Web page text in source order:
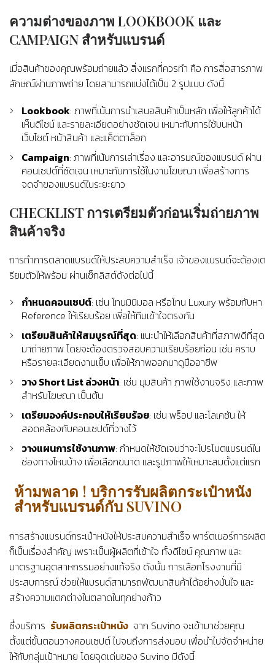
ความต่างของภาพ LOOKBOOK และ
CAMPAIGN สำหรับแบรนด์
เมื่อสินค้าของคุณพร้อมถ่ายแล้ว สิ่งแรกที่ควรทำ คือ การสื่อสารภาพ
ลักษณ์ผ่านภาพถ่าย โดยสามารถแบ่งได้เป็น 2 รูปแบบ ดังนี้
Lookbook: ภาพที่เน้นการนำเสนอสินค้าเป็นหลัก เพื่อให้ลูกค้าได้
เห็นดีไซน์ และรายละเอียดอย่างชัดเจน เหมาะกับการใช้บนหน้า
เว็บไซต์ หน้าสินค้า และแค็ตตาล็อก
Campaign: ภาพที่เน้นการเล่าเรื่อง และอารมณ์ของแบรนด์ ผ่าน
คอนเซปต์ที่ชัดเจน เหมาะกับการใช้ในงานโฆษณา เพื่อสร้างการ
จดจำของแบรนด์ในระยะยาว
CHECKLIST การเตรียมตัวก่อนเริ่มถ่ายภาพ
สินค้าจริง
การทำการตลาดแบรนด์ให้ประสบความสำเร็จ เจ้าของแบรนด์จะต้องเต
รียมตัวให้พร้อม ผ่านเช็กลิสต์ดังต่อไปนี้
กำหนดคอนเซปต์: เช่น โทนมินิมอล หรือโทน Luxury พร้อมกับหา
Reference ให้เรียบร้อย เพื่อให้ทีมเข้าใจตรงกัน
เตรียมสินค้าให้สมบูรณ์ที่สุด: แนะนำให้เลือกสินค้าที่สภาพดีที่สุด
มาถ่ายภาพ โดยจะต้องตรวจสอบความเรียบร้อยก่อน เช่น คราบ
หรือรายละเอียดงานเย็บ เพื่อให้ภาพออกมาดูมืออาชีพ
วาง Short List ล่วงหน้า: เช่น มุมสินค้า ภาพใช้งานจริง และภาพ
สำหรับโฆษณา เป็นต้น
เตรียมองค์ประกอบให้เรียบร้อย: เช่น พร็อป และโลเคชัน ให้
สอดคล้องกับคอนเซปต์ที่วางไว้
วางแผนการใช้งานภาพ: กำหนดให้ชัดเจนว่าจะโปรโมตแบรนด์ใน
ช่องทางไหนบ้าง เพื่อเลือกขนาด และรูปภาพให้เหมาะสมตั้งแต่แรก
ห้ามพลาด ! บริการรับผลิตกระเป๋าหนัง
สำหรับแบรนด์กับ SUVINO
การสร้างแบรนด์กระเป๋าหนังให้ประสบความสำเร็จ พาร์ตเนอร์การผลิต
ก็เป็นเรื่องสำคัญ เพราะเป็นผู้ผลิตที่เข้าใจ ทั้งดีไซน์ คุณภาพ และ
มาตรฐานอุตสาหกรรมอย่างแท้จริง ดังนั้น การเลือกโรงงานที่มี
ประสบการณ์ ช่วยให้แบรนด์สามารถพัฒนาสินค้าได้อย่างมั่นใจ และ
สร้างความแตกต่างในตลาดในทุกย่างก้าว
ซึ่งบริการ รับผลิตกระเป๋าหนัง จาก Suvino จะเข้ามาช่วยคุณ
ตั้งแต่ขั้นตอนวางคอนเซปต์ ไปจนถึงการส่งมอบ เพื่อนำไปจัดจำหน่าย
ให้กับกลุ่มเป้าหมาย โดยจุดเด่นของ Suvino มีดังนี้